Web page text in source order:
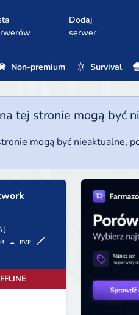
Dodaj
serwer
Non-premium Survival
tej stronie mogą być
mogą być nieaktualne,
☁ ᴘᴠᴘ 🗡